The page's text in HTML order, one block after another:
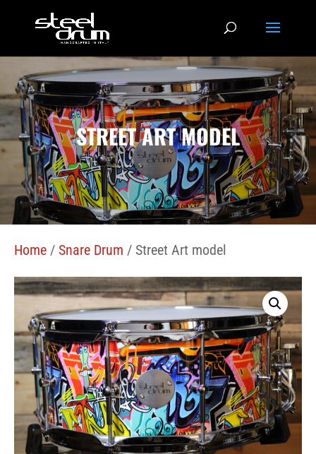
STREET ART MODEL
Home / Snare Drum / Street Art model